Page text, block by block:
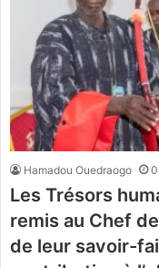
Hamadou Ouedraogo
Les Trésors
remis au Chef
de leur savoir-